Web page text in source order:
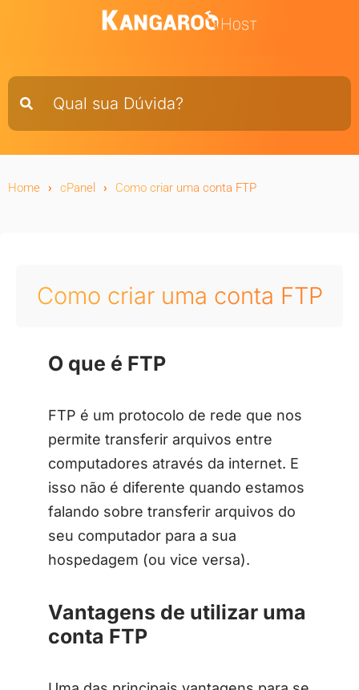
Home cPanel Como criar uma conta FTP
Como criar uma conta FTP
O que é FTP
FTP é um protocolo de rede que nos
permite transferir arquivos entre
computadores através da internet. E
isso não é diferente quando estamos
falando sobre transferir arquivos do
seu computador para a sua
hospedagem (ou vice versa).
Vantagens de utilizar uma
conta FTP